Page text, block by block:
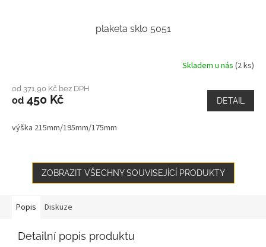
plaketa sklo 5051
Skladem u nás (2 ks)
od 371,90 Kč bez DPH
od 450 Kč DETAIL
výška 215mm/195mm/175mm
ZOBRAZIT VŠECHNY SOUVISEJÍCÍ PRODUKTY
Popis Diskuze
Detailní popis produktu